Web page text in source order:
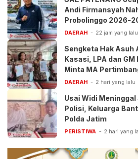
Andi Firmansyah
Probolinggo 2026-
DAERAH 22 jam yang lalu
Sengketa Hak Asuh
Kasasi, LPA dan GM
Minta MA
Anak
DAERAH 2 hari yang lalu
Usai Widi
Polisi, Keluarga
Polda Jatim
PERISTIWA 2 hari yang